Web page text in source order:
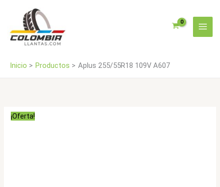
contenido
Inicio Productos Aplus 255/55R18 109V A607
¡Oferta!